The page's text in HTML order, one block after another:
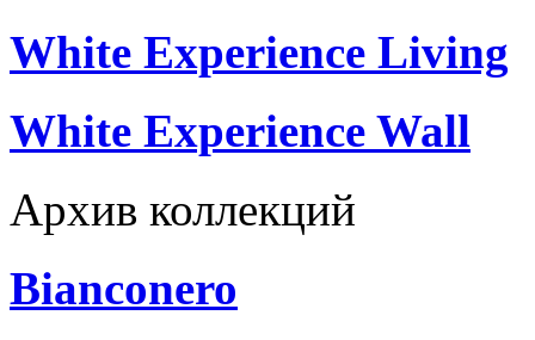
White Experience Living
White Experience Wall
Архив коллекций
Bianconero